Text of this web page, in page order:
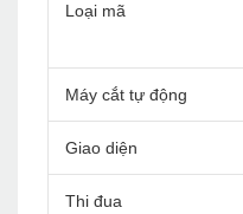
Loại mã
Máy cắt tự động
Giao diện
Thi đua